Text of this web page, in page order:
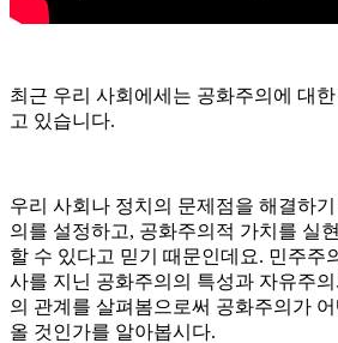
최근 우리 사회에세는 공화주의에 대
고 있습니다.
우리 사회나 정치의 문제점을 해결하
의를 설정하고, 공화주의적 가치를 실
할 수 있다고 믿기 때문인데요. 민주주
사를 지닌 공화주의의 특성과 자유주
의 관계를 살펴봄으로써 공화주의가
올 것인가를 알아봅시다.